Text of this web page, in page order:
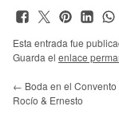
Esta entrada fue
Guarda el enlace
← Boda en el
Rocío & Ernesto